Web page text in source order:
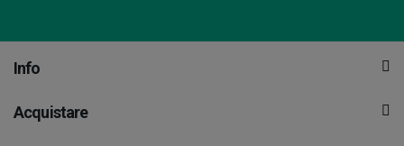
Info
Acquistare